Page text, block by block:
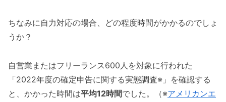
ちなみに自力対応の場合、どの程度時間がかかるのでしょ
うか？
自営業またはフリーランス600人を対象に行われた
「2022年度の確定申告に関する実態調査※」を確認する
と、かかった時間は平均12時間でした。（※アメリカンエ